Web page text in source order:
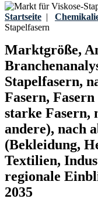
Startseite |
Stapelfasern
Marktgröße,
Stapelfasern,
Fasern,
starke Fasern,
andere), nach
(Bekleidung,
Textilien,
regionale
2035